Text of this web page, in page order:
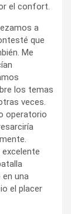
el confort.
a
que
Me
los temas
veces.
operatorio
en una
el placer